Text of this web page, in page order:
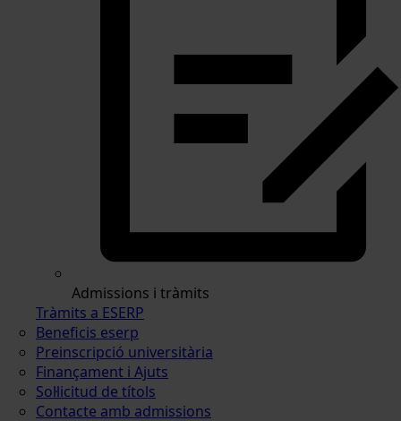
Admissions i tràmits
Tràmits a ESERP
Beneficis eserp
Preinscripció universitària
Finançament i Ajuts
Sol·licitud de títols
Contacte amb admissions